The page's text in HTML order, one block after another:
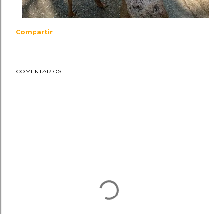
Compartir
COMENTARIOS